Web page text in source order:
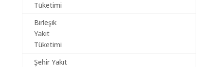
Tüketimi
Birleşik
Yakıt
Tüketimi
Şehir Yakıt